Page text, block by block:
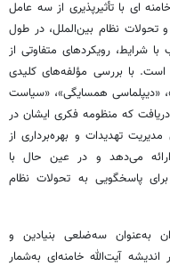
ای با تأثیرپذیری از سه عامل
تحولات نظام بین‌الملل، در طول
شرایط، رویکردهای متفاوتی از
است. با بررسی مؤلفه‌های کلیدی
«دیپلماسی همسایگی»، «سیاست
که منظومه فکری ایشان در
تهدیدات و بهره‌برداری از
می‌دهد و در عین حال با
برای پاسخگویی به تحولات نظام
سه‌ضلعی بنیادین و
آیت‌الله خامنه‌ای به‌شمار